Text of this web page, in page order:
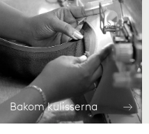
Bakom kulisserna